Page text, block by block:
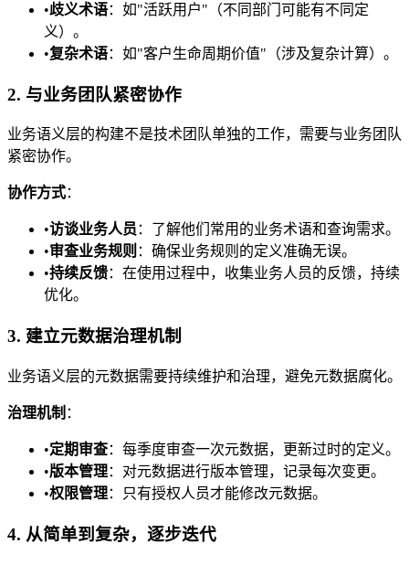
•歧义术语：如"活跃用户"（不同部门可能有不同定
义）。
•复杂术语：如"客户生命周期价值"（涉及复杂计算）。
2. 与业务团队紧密协作
业务语义层的构建不是技术团队单独的工作，需要与业务团队
紧密协作。
协作方式：
•访谈业务人员 ：了解他们常用的业务术语和查询需求。
•审查业务规则 ：确保业务规则的定义准确无误。
•持续反馈：在使用过程中，收集业务人员的反馈，持续
优化。
3. 建立元数据治理机制
业务语义层的元数据需要持续维护和治理，避免元数据腐化。
治理机制 ：
•定期审查：每季度审查一次元数据，更新过时的定义。
•版本管理：对元数据进行版本管理，记录每次变更。
•权限管理：只有授权人员才能修改元数据。
4. 从简单到复杂，逐步迭代